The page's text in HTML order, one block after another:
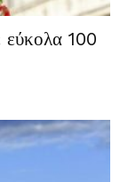
εύκολα 100